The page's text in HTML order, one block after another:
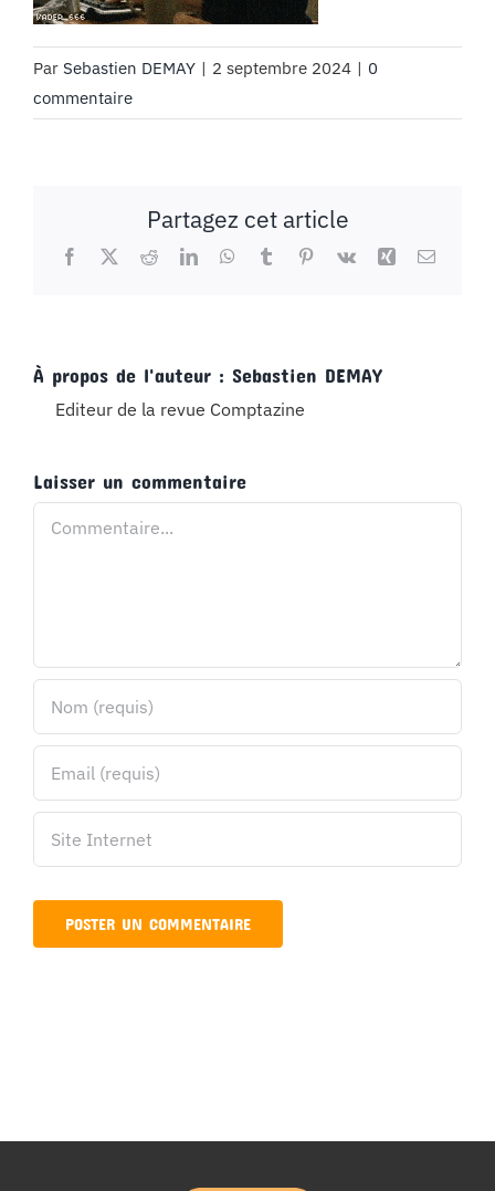
Par Sebastien DEMAY | 2 septembre 2024 | 0
commentaire
Partagez cet article
Facebook
X RedditLinkedInWhatsApp
TumblrPinterest
Vk Xing Email
À propos de l'auteur : Sebastien DEMAY
Editeur de la revue Comptazine
Laisser un commentaire
Commentaire